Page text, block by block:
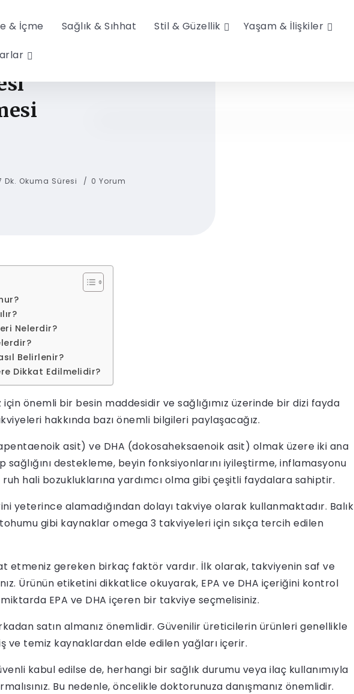
& İçme Sağlık & Sıhhat Stil & Güzellik Yaşam & İlişkiler
Dk. Okuma Süresi 0 Yorum
Nelerdir?
Belirlenir?
Dikkat Edilmelidir?
önemli bir besin maddesidir ve sağlığımız üzerinde bir dizi fayda
hakkında bazı önemli bilgileri paylaşacağız.
asit) ve DHA (dokosaheksaenoik asit) olmak üzere iki ana
destekleme, beyin fonksiyonlarını iyileştirme, inflamasyonu
hali bozukluklarına yardımcı olma gibi çeşitli faydalara sahiptir.
yeterince alamadığından dolayı takviye olarak kullanmaktadır. Balık
gibi kaynaklar omega 3 takviyeleri için sıkça tercih edilen
etmeniz gereken birkaç faktör vardır. İlk olarak, takviyenin saf ve
Ürünün etiketini dikkatlice okuyarak, EPA ve DHA içeriğini kontrol
EPA ve DHA içeren bir takviye seçmelisiniz.
satın almanız önemlidir. Güvenilir üreticilerin ürünleri genellikle
temiz kaynaklardan elde edilen yağları içerir.
kabul edilse de, herhangi bir sağlık durumu veya ilaç kullanımıyla
Bu nedenle, öncelikle doktorunuza danışmanız önemlidir.